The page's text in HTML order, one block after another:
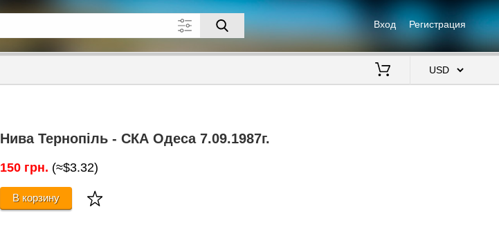
Вход Регистрация
Нива Тернопіль - СКА Одеса 7.09.1987г.
150 грн. (≈$3.32)
В корзину